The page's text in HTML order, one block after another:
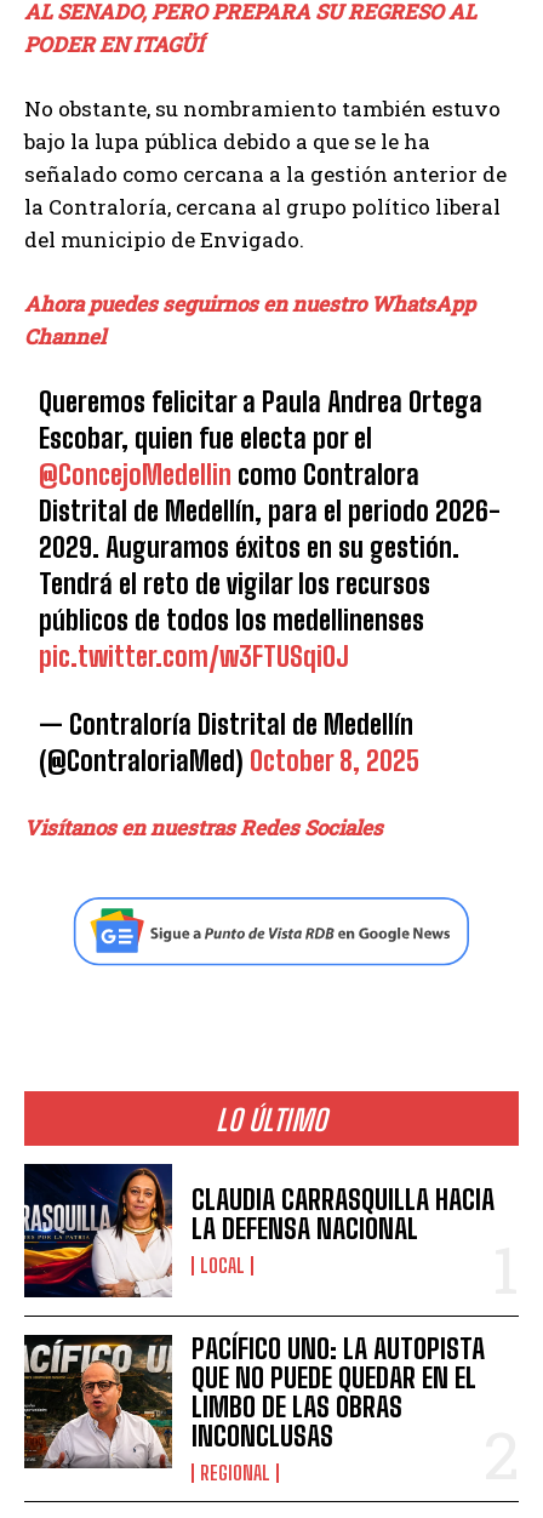
AL SENADO, PERO PREPARA SU REGRESO AL
PODER EN ITAGÜÍ
No obstante, su nombramiento también estuvo
bajo la lupa pública debido a que se le ha
señalado como cercana a la gestión anterior de
la Contraloría, cercana al grupo político liberal
del municipio de Envigado.
Ahora puedes seguirnos en nuestro WhatsApp
Channel
Queremos felicitar a Paula Andrea Ortega
Escobar, quien fue electa por el
@ConcejoMedellin como Contralora
Distrital de Medellín, para el periodo 2026-
2029. Auguramos éxitos en su gestión.
Tendrá el reto de vigilar los recursos
públicos de todos los medellinenses
pic.twitter.com/w3FTUSqiOJ
— Contraloría Distrital de Medellín
(@ContraloriaMed) October 8, 2025
Visítanos en nuestras Redes Sociales
LO ÚLTIMO
CLAUDIA CARRASQUILLA HACIA
LA DEFENSA NACIONAL
LOCAL
PACÍFICO UNO: LA AUTOPISTA
QUE NO PUEDE QUEDAR EN EL
LIMBO DE LAS OBRAS
INCONCLUSAS
REGIONAL